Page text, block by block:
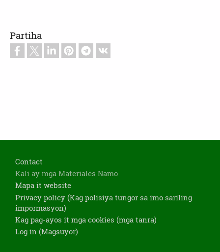
Partiha
Contact
Kali ay mga Materiales Namo
Mapa it website
Privacy policy (Kag polisiya tungor sa imo sariling
impormasyon)
Kag pag-ayos it mga cookies (mga tanra)
Log in (Magsuyor)